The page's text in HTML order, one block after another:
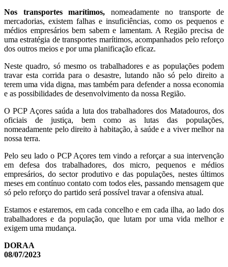
Nos transportes marítimos, nomeadamente no transporte de
mercadorias, existem falhas e insuficiências, como os pequenos e
médios empresários bem sabem e lamentam. A Região precisa de
uma estratégia de transportes marítimos, acompanhados pelo reforço
dos outros meios e por uma planificação eficaz.
Neste quadro, só mesmo os trabalhadores e as populações podem
travar esta corrida para o desastre, lutando não só pelo direito a
terem uma vida digna, mas também para defender a nossa economia
e as possibilidades de desenvolvimento da nossa Região.
O PCP Açores saúda a luta dos trabalhadores dos Matadouros, dos
oficiais de justiça, bem como as lutas das populações,
nomeadamente pelo direito à habitação, à saúde e a viver melhor na
nossa terra.
Pelo seu lado o PCP Açores tem vindo a reforçar a sua intervenção
em defesa dos trabalhadores, dos micro, pequenos e médios
empresários, do sector produtivo e das populações, nestes últimos
meses em contínuo contato com todos eles, passando mensagem que
só pelo reforço do partido será possível travar a ofensiva atual.
Estamos e estaremos, em cada concelho e em cada ilha, ao lado dos
trabalhadores e da população, que lutam por uma vida melhor e
exigem uma mudança.
DORAA
08/07/2023